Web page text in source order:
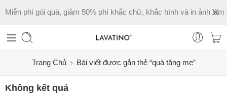
Miễn phí gói quà, giảm 50% phí khắc chữ, khắc hình và in ảnh làm
Trang Chủ Bài viết được gắn thẻ “quà tặng mẹ”
Không kết quả